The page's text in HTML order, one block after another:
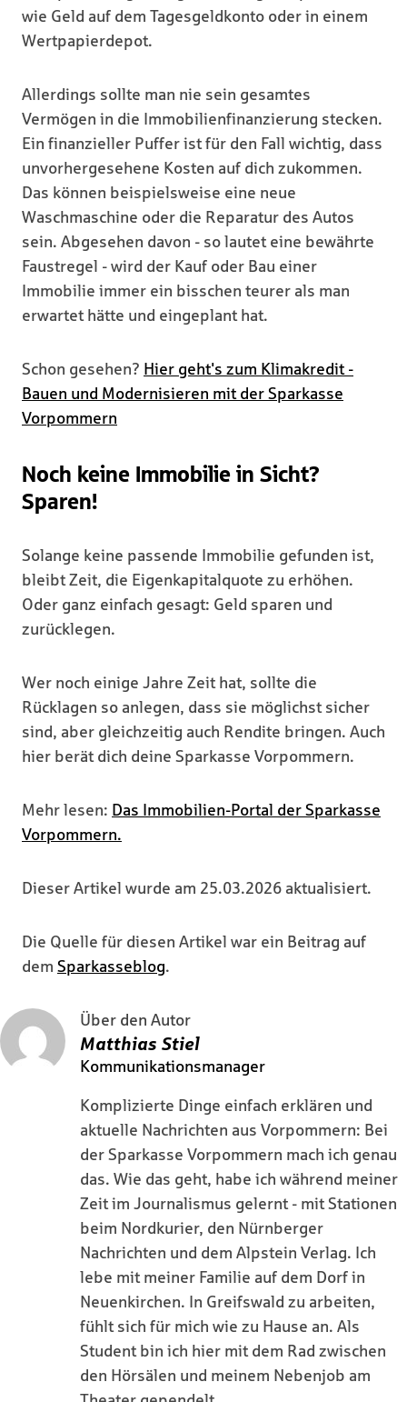
wie Geld auf dem Tagesgeldkonto oder in einem
Wertpapierdepot.
Allerdings sollte man nie sein gesamtes
Vermögen in die Immobilienfinanzierung stecken.
Ein finanzieller Puffer ist für den Fall wichtig, dass
unvorhergesehene Kosten auf dich zukommen.
Das können beispielsweise eine neue
Waschmaschine oder die Reparatur des Autos
sein. Abgesehen davon - so lautet eine bewährte
Faustregel - wird der Kauf oder Bau einer
Immobilie immer ein bisschen teurer als man
erwartet hätte und eingeplant hat.
Schon gesehen? Hier geht's zum Klimakredit -
Bauen und Modernisieren mit der Sparkasse
Vorpommern
Noch keine Immobilie in Sicht?
Sparen!
Solange keine passende Immobilie gefunden ist,
bleibt Zeit, die Eigenkapitalquote zu erhöhen.
Oder ganz einfach gesagt: Geld sparen und
zurücklegen.
Wer noch einige Jahre Zeit hat, sollte die
Rücklagen so anlegen, dass sie möglichst sicher
sind, aber gleichzeitig auch Rendite bringen. Auch
hier berät dich deine Sparkasse Vorpommern.
Mehr lesen: Das Immobilien-Portal der Sparkasse
Vorpommern.
Dieser Artikel wurde am 25.03.2026 aktualisiert.
Die Quelle für diesen Artikel war ein Beitrag auf
dem Sparkasseblog.
Über den Autor
Matthias Stiel
Kommunikationsmanager
Komplizierte Dinge einfach erklären und
aktuelle Nachrichten aus Vorpommern: Bei
der Sparkasse Vorpommern mach ich genau
das. Wie das geht, habe ich während meiner
Zeit im Journalismus gelernt - mit Stationen
beim Nordkurier, den Nürnberger
Nachrichten und dem Alpstein Verlag. Ich
lebe mit meiner Familie auf dem Dorf in
Neuenkirchen. In Greifswald zu arbeiten,
fühlt sich für mich wie zu Hause an. Als
Student bin ich hier mit dem Rad zwischen
den Hörsälen und meinem Nebenjob am